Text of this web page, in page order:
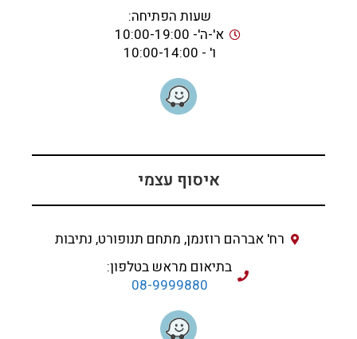
שעות הפתיחה:
א'-ה'- 10:00-19:00
ו' - 10:00-14:00
איסוף עצמי
רח' אברהם רוזנמן, מתחם תנופורט, נתיבות
בתיאום מראש בטלפון:
08-9999880